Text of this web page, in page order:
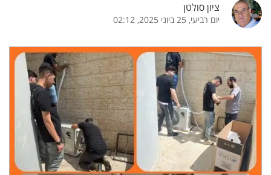
ציון סולטן
יום רביעי, 25 ביוני 2025, 02:12